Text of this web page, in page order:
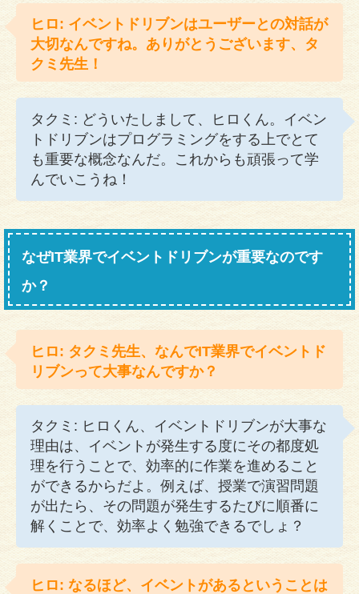
ヒロ: イベントドリブンはユーザーとの対話が
大切なんですね。ありがとうございます、タ
クミ先生！
タクミ: どういたしまして、ヒロくん。イベン
トドリブンはプログラミングをする上でとて
も重要な概念なんだ。これからも頑張って学
んでいこうね！
なぜIT業界でイベントドリブンが重要なのです
か？
ヒロ: タクミ先生、なんでIT業界でイベントド
リブンって大事なんですか？
タクミ: ヒロくん、イベントドリブンが大事な
理由は、イベントが発生する度にその都度処
理を行うことで、効率的に作業を進めること
ができるからだよ。例えば、授業で演習問題
が出たら、その問題が発生するたびに順番に
解くことで、効率よく勉強できるでしょ？
ヒロ: なるほど、イベントがあるということは